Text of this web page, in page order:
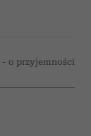
o przyjemności